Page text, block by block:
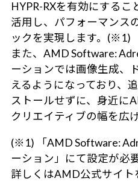
HYPR-RXを有効にするこ
活用し、パフォーマンス
ックを実現します。(※1)
また、AMD Software:
ーションでは画像生成、
えるようになっており、
ストールせずに、身近に
クリエイティブの幅を広
(※1) 「AMD Software:
ーション」にて設定が必
詳しくはAMD公式サイト